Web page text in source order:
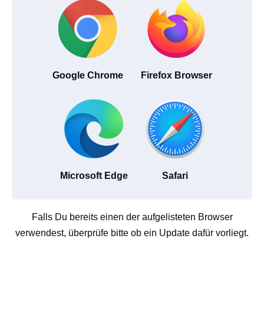
Google Chrome Firefox Browser
Microsoft Edge Safari
Falls Du bereits einen der aufgelisteten Browser
verwendest, überprüfe bitte ob ein Update dafür vorliegt.